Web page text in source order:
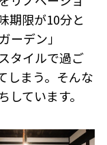
期限が10分と
ーデン」
タイルで過ご
しまう。そんな
ています。